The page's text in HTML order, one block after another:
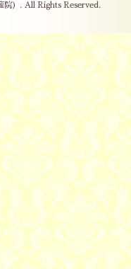
） . All Rights Reserved.